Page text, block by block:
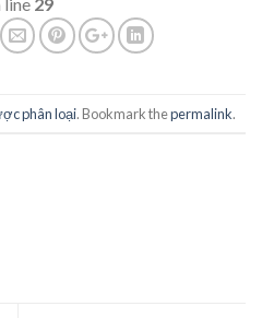
phân loại. Bookmark thepermalink.